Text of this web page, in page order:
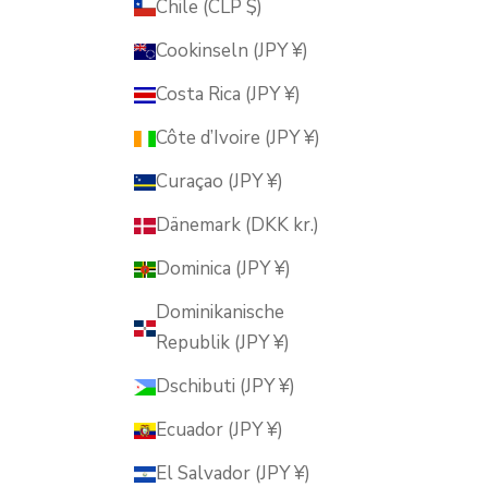
Chile (CLP $)
Cookinseln (JPY ¥)
Costa Rica (JPY ¥)
Côte d’Ivoire (JPY ¥)
Curaçao (JPY ¥)
Dänemark (DKK kr.)
Dominica (JPY ¥)
Dominikanische
Republik (JPY ¥)
Dschibuti (JPY ¥)
Ecuador (JPY ¥)
El Salvador (JPY ¥)